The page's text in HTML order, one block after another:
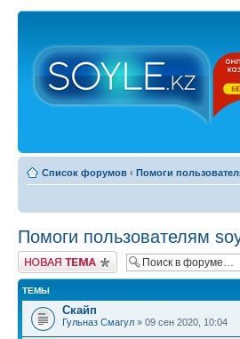
Список форумов ‹ Помоги
Помоги пользователям
Новая тема
ТЕМЫ
Скайп
Гульназ Смагул » 09 сен 2020, 10:04